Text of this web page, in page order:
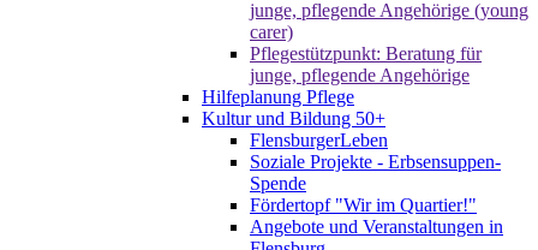
junge, pflegende Angehörige (young
carer)
Pflegestützpunkt: Beratung für
junge, pflegende Angehörige
Hilfeplanung Pflege
Kultur und Bildung 50+
FlensburgerLeben
Soziale Projekte - Erbsensuppen-
Spende
Fördertopf "Wir im Quartier!"
Angebote und Veranstaltungen in